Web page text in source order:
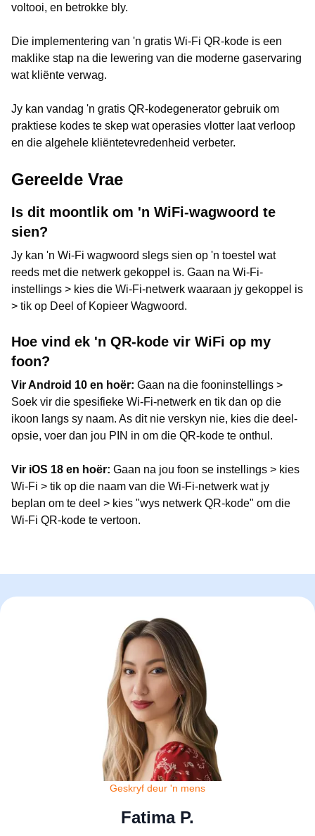
voltooi, en betrokke bly.
Die implementering van 'n gratis Wi-Fi QR-kode is een
maklike stap na die lewering van die moderne gaservaring
wat kliënte verwag.
Jy kan vandag 'n gratis QR-kodegenerator gebruik om
praktiese kodes te skep wat operasies vlotter laat verloop
en die algehele kliëntetevredenheid verbeter.
Gereelde Vrae
Is dit moontlik om 'n WiFi-wagwoord te
sien?
Jy kan 'n Wi-Fi wagwoord slegs sien op 'n toestel wat
reeds met die netwerk gekoppel is. Gaan na Wi-Fi-
instellings > kies die Wi-Fi-netwerk waaraan jy gekoppel is
> tik op Deel of Kopieer Wagwoord.
Hoe vind ek 'n QR-kode vir WiFi op my
foon?
Vir Android 10 en hoër: Gaan na die fooninstellings >
Soek vir die spesifieke Wi-Fi-netwerk en tik dan op die
ikoon langs sy naam. As dit nie verskyn nie, kies die deel-
opsie, voer dan jou PIN in om die QR-kode te onthul.
Vir iOS 18 en hoër: Gaan na jou foon se instellings > kies
Wi-Fi > tik op die naam van die Wi-Fi-netwerk wat jy
beplan om te deel > kies "wys netwerk QR-kode" om die
Wi-Fi QR-kode te vertoon.
Geskryf deur 'n mens
Fatima P.